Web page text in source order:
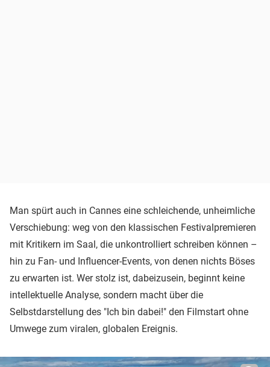
Man spürt auch in Cannes eine schleichende, unheimliche
Verschiebung: weg von den klassischen Festivalpremieren
mit Kritikern im Saal, die unkontrolliert schreiben können –
hin zu Fan- und Influencer-Events, von denen nichts Böses
zu erwarten ist. Wer stolz ist, dabeizusein, beginnt keine
intellektuelle Analyse, sondern macht über die
Selbstdarstellung des "Ich bin dabei!" den Filmstart ohne
Umwege zum viralen, globalen Ereignis.